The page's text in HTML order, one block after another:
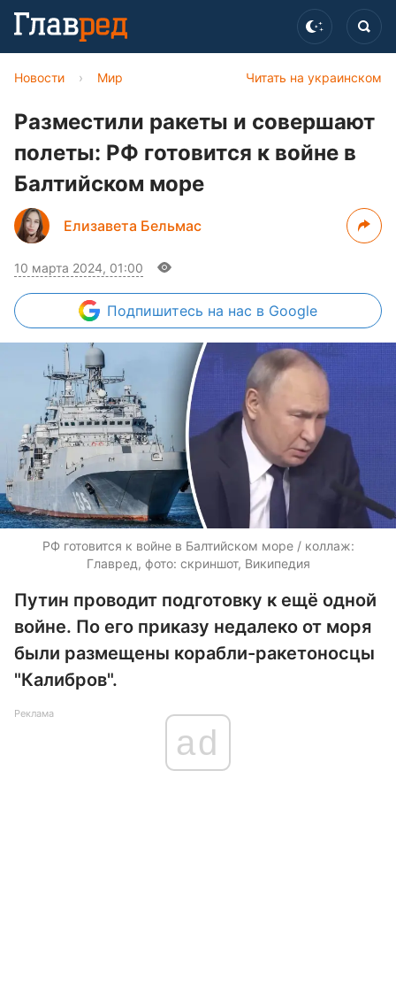
Читать на украинском
Новости › Мир
Разместили ракеты и совершают
полеты: РФ готовится к войне в
Балтийском море
Елизавета Бельмас
10 марта 2024, 01:00
Подпишитесь на нас в Google
РФ готовится к войне в Балтийском море / коллаж:
Главред, фото: скриншот, Википедия
Путин проводит подготовку к ещё одной
войне. По его приказу недалеко от моря
были размещены корабли-ракетоносцы
"Калибров".
Реклама
ad